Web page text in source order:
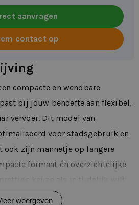
aanvragen
contact op
compacte en wendbare
bij jouw behoefte aan flexibel,
vervoer. Dit model van
voor stadsgebruik en
ook zijn mannetje op langere
formaat én overzichtelijke
verplichtingen.
weergeven